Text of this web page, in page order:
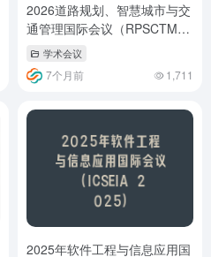
2026道路规划、智慧城市与交
通管理国际会议（RPSCTM
2026）
学术会议
7个月前 1,711
2025年软件工程与信息应用国